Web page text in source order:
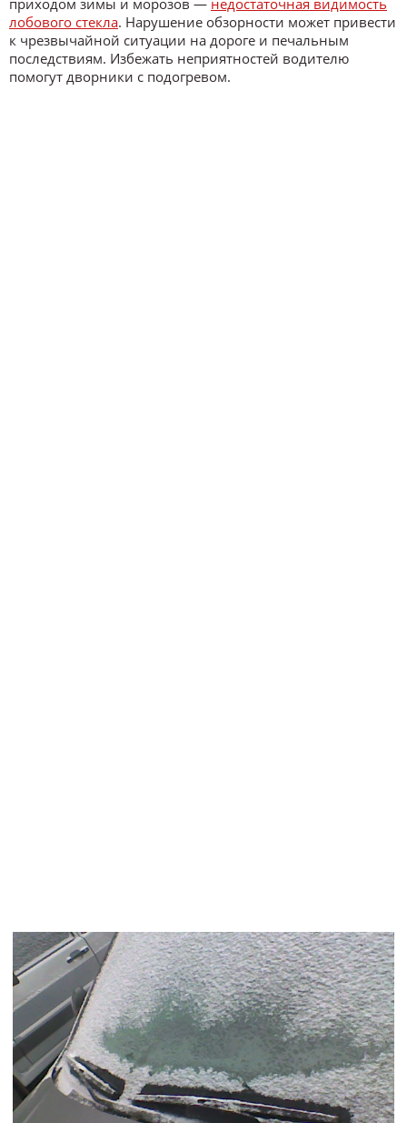
приходом зимы и морозов — недостаточная видимость
лобового стекла. Нарушение обзорности может привести
к чрезвычайной ситуации на дороге и печальным
последствиям. Избежать неприятностей водителю
помогут дворники с подогревом.